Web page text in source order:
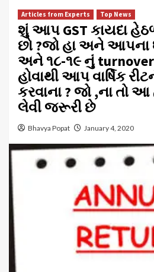
Articles from Experts Top News
શું આપ GST કાયદા
છો ?જો હા અને આપના
અને ૧૮-૧૯ નું
હોવાથી આપ વાર્ષિક
કરવાના ? જો ,ના તો
લેવી જરૂરી છે
Bhavya Popat January 4, 2020